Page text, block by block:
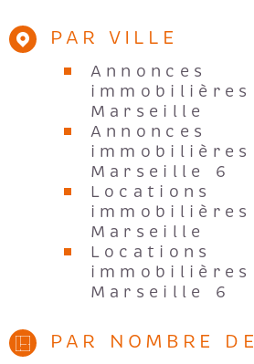
PAR VILLE
Annonces
immobilières
Marseille
Annonces
immobilières
Marseille 6
Locations
immobilières
Marseille
Locations
immobilières
Marseille 6
PAR NOMBRE